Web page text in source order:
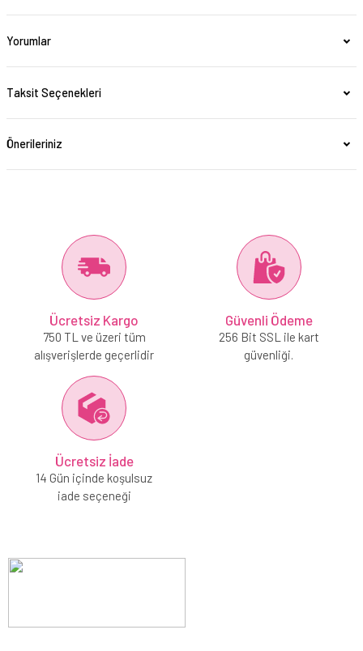
Yorumlar
Taksit Seçenekleri
Önerileriniz
Ücretsiz Kargo
750 TL ve üzeri tüm
alışverişlerde geçerlidir
Güvenli Ödeme
256 Bit SSL ile kart
güvenliği.
Ücretsiz İade
14 Gün içinde koşulsuz
iade seçeneği